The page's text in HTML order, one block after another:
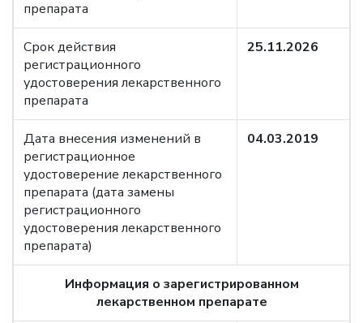
препарата
Срок действия
регистрационного
удостоверения лекарственного
препарата
25.11.2026
Дата внесения изменений в
регистрационное
удостоверение лекарственного
препарата (дата замены
регистрационного
удостоверения лекарственного
препарата)
04.03.2019
Информация о зарегистрированном
лекарственном препарате